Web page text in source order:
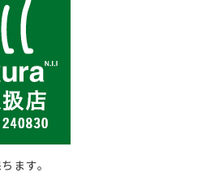
ます。